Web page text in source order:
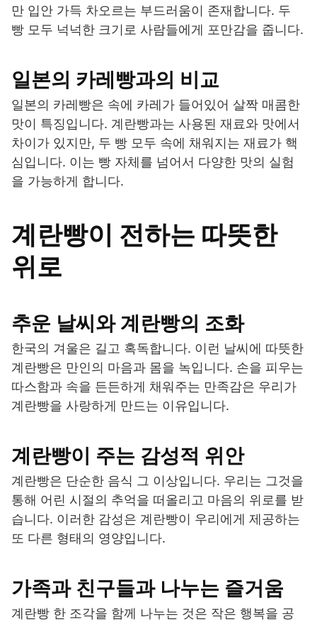
만 입안 가득 차오르는 부드러움이 존재합니다. 두
빵 모두 넉넉한 크기로 사람들에게 포만감을 줍니다.
일본의 카레빵과의 비교
일본의 카레빵은 속에 카레가 들어있어 살짝 매콤한
맛이 특징입니다. 계란빵과는 사용된 재료와 맛에서
차이가 있지만, 두 빵 모두 속에 채워지는 재료가 핵
심입니다. 이는 빵 자체를 넘어서 다양한 맛의 실험
을 가능하게 합니다.
계란빵이 전하는 따뜻한
위로
추운 날씨와 계란빵의 조화
한국의 겨울은 길고 혹독합니다. 이런 날씨에 따뜻한
계란빵은 만인의 마음과 몸을 녹입니다. 손을 피우는
따스함과 속을 든든하게 채워주는 만족감은 우리가
계란빵을 사랑하게 만드는 이유입니다.
계란빵이 주는 감성적 위안
계란빵은 단순한 음식 그 이상입니다. 우리는 그것을
통해 어린 시절의 추억을 떠올리고 마음의 위로를 받
습니다. 이러한 감성은 계란빵이 우리에게 제공하는
또 다른 형태의 영양입니다.
가족과 친구들과 나누는 즐거움
계란빵 한 조각을 함께 나누는 것은 작은 행복을 공